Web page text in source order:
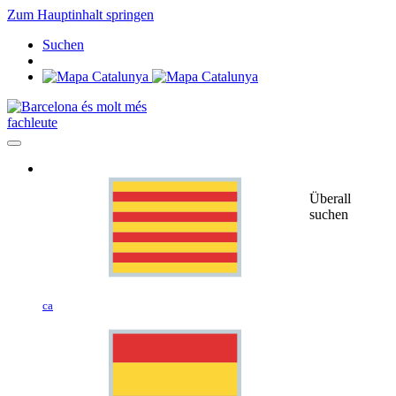
Zum Hauptinhalt springen
Suchen
fachleute
ca
Überall
suchen